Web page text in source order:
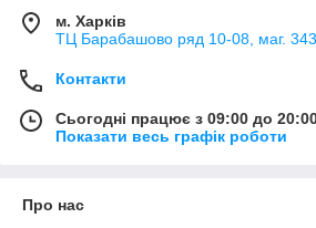
м. Харків
ТЦ Барабашово ряд 10-08, маг. 343,
Контакти
Сьогодні працює з 09:00 до
Показати весь графік роботи
Про нас